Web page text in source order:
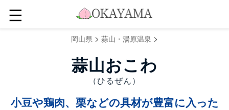
☰
岡山県 > 蒜山・湯原温泉 >
蒜山おこわ
（ひるぜん）
小豆や鶏肉、栗などの具材が豊富に入った